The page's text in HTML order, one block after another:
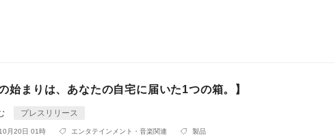
の始まりは、あなたの自宅に届いた1つの箱。】
プレスリリース
月20日 01時 エンタテインメント・音楽関連 製品